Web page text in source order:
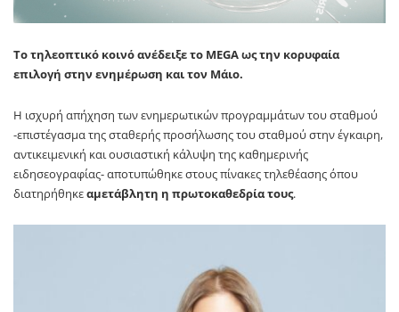
Tο τηλεοπτικό κοινό ανέδειξε το MEGA ως την κορυφαία
επιλογή στην ενημέρωση και τον Μάιο.
Η ισχυρή απήχηση των ενημερωτικών προγραμμάτων του σταθμού
-επιστέγασμα της σταθερής προσήλωσης του σταθμού στην έγκαιρη,
αντικειμενική και ουσιαστική κάλυψη της καθημερινής
ειδησεογραφίας- αποτυπώθηκε στους πίνακες τηλεθέασης όπου
διατηρήθηκεαμετάβλητη η πρωτοκαθεδρία τους.